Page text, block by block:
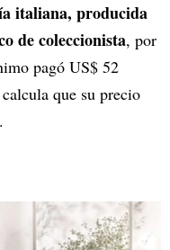
italiana, producida
de coleccionista, por
pagó US$ 52
que su precio